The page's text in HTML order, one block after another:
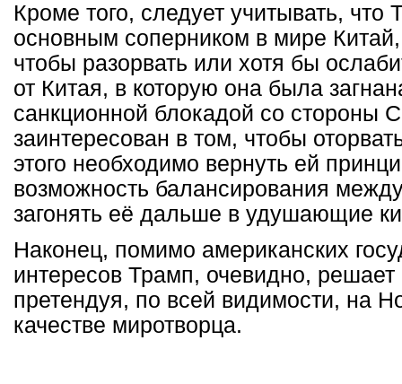
Кроме того, следует учитывать,
основным соперником в мире
чтобы разорвать или хотя бы
от Китая, в которую она была
санкционной блокадой со
заинтересован в том, чтобы
этого необходимо вернуть ей
возможность балансирования
загонять её дальше в удушающие
Наконец, помимо американских
интересов Трамп, очевидно,
претендуя, по всей видимости, на
качестве миротворца.